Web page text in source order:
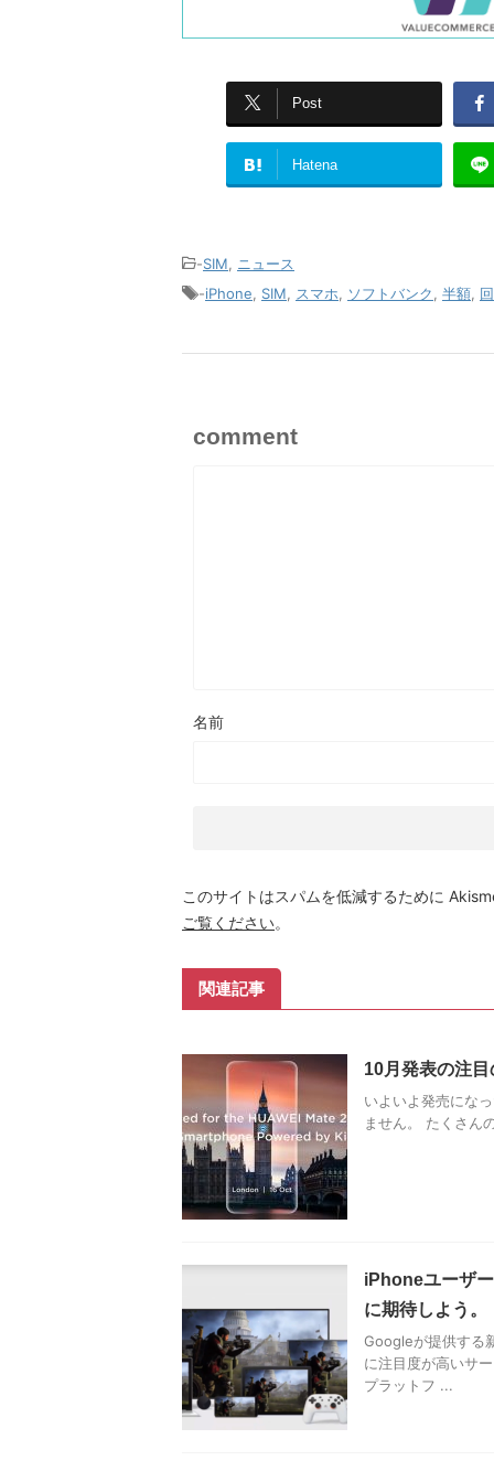
Post
Hatena
-SIM
ニュース
-iPhone SIM スマホ ソフトバンク 半額
comment
名前
このサイトはスパムを低減するために
ご覧ください。
関連記事
10月発表の注
いよいよ発売にな
ません。 たくさ
iPhoneユーザ
に期待しよう。
Googleが提供する
に注目度が高いサ
プラットフ ...